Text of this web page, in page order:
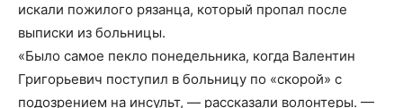
искали пожилого рязанца, который пропал после
выписки из больницы.
«Было самое пекло понедельника, когда Валентин
Григорьевич поступил в больницу по «скорой» с
подозрением на инсульт, — рассказали волонтеры. —